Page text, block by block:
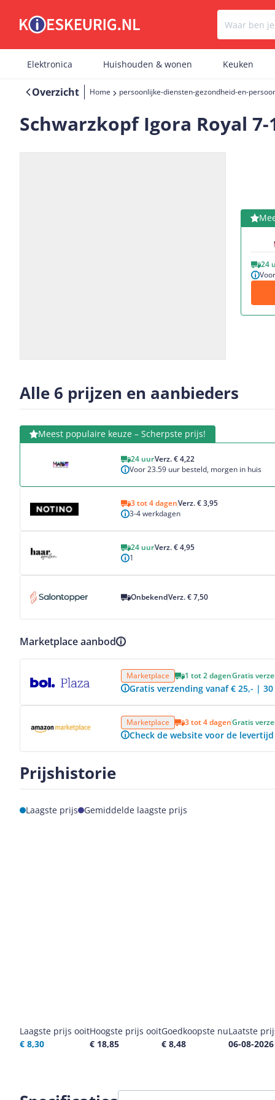
Elektronica Huishouden & wonen Keuken
Overzicht Home persoonlijke-diensten-gezondheid-en-
Schwarzkopf Igora Royal
24
Bekijk
Alle 6 prijzen en aanbieders
Meest populaire keuze – Scherpste prijs!
24 uurVerz. € 4,22
Voor 23.59 uur besteld, morgen in huis
Bekijk product
3 tot 4 dagenVerz. € 3,95
3-4 werkdagen
24 uurVerz. € 4,95
1
OnbekendVerz. € 7,50
Marketplace aanbod
Marketplace 1 tot 2 dagenGratis
Gratis verzending vanaf € 25,- |
Marketplace 3 tot 4 dagenGratis
Check de website voor de
Prijshistorie
Laagste prijs Gemiddelde laagste prijs
Laagste prijs ooit
€ 8,30
Hoogste prijs ooit
€ 18,85
Goedkoopste nu
€ 8,48
Laatste
06-08-2026